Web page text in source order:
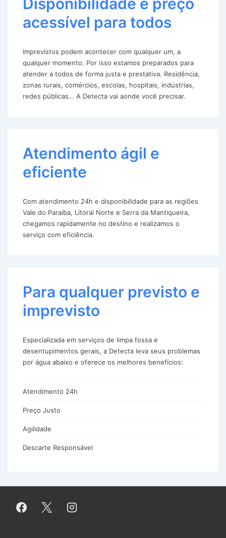
acessível para todos
Imprevistos podem acontecer com qualquer um, a
qualquer momento. Por isso estamos preparados para
atender a todos de forma justa e prestativa. Residência,
zonas rurais, comércios, escolas, hospitais, indústrias,
redes públicas… A Detecta vai aonde você precisar.
Atendimento ágil e
eficiente
Com atendimento 24h e disponibilidade para as regiões
Vale do Paraíba, Litoral Norte e Serra da Mantiqueira,
chegamos rapidamente no destino e realizamos o
serviço com eficiência.
Para qualquer previsto e
imprevisto
Especializada em serviços de limpa fossa e
desentupimentos gerais, a Detecta leva seus problemas
por água abaixo e oferece os melhores benefícios:
Atendimento 24h
Preço Justo
Agilidade
Descarte Responsável